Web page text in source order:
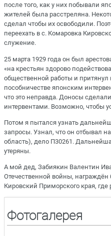
после того, как у них побывали
жителей была расстреляна.
сделал чтобы их освободили.
переехать в с. Комаровка
служение.
25 марта 1929 года он был
«на крестьян здорово
общественной работы и притянул
пособничестве японским
что это неправда. Доносы
интервентами. Возможно, чтобы
Потом я пытался узнать
запросы. Узнал, что он отбывал
область), дело П30261.
утеряны.
А мой дед, Забиякин Валентин
Отечественной войны,
Кировский Приморского края, где
Фотогалерея